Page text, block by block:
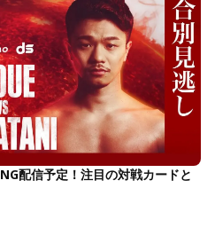
配信予定！注目の対戦カードと